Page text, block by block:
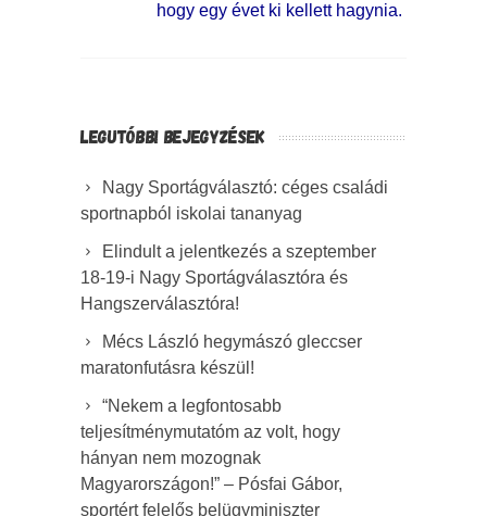
hogy egy évet ki kellett hagynia.
LEGUTÓBBI BEJEGYZÉSEK
Nagy Sportágválasztó: céges családi
sportnapból iskolai tananyag
Elindult a jelentkezés a szeptember
18-19-i Nagy Sportágválasztóra és
Hangszerválasztóra!
Mécs László hegymászó gleccser
maratonfutásra készül!
“Nekem a legfontosabb
teljesítménymutatóm az volt, hogy
hányan nem mozognak
Magyarországon!” – Pósfai Gábor,
sportért felelős belügyminiszter